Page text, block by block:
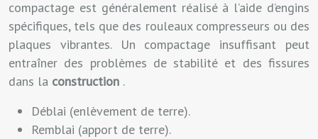
compactage est généralement réalisé à l’aide d’engins
spécifiques, tels que des rouleaux compresseurs ou des
plaques vibrantes. Un compactage insuffisant peut
entraîner des problèmes de stabilité et des fissures
dans la construction .
Déblai (enlèvement de terre).
Remblai (apport de terre).